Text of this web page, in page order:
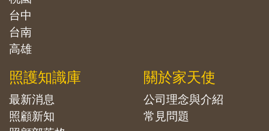
台中
台南
高雄
照護知識庫
最新消息
照顧新知
關於家天使
公司理念與介紹
常見問題